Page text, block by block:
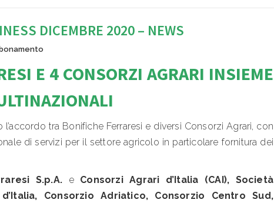
DICEMBRE 2020 – NEWS
E 4 CONSORZI AGRARI INSIEME
tra Bonifiche Ferraresi e diversi Consorzi Agrari, con
di servizi per il settore agricolo in particolare fornitura dei
S.p.A. eConsorzi Agrari d’Italia (CAI), Società
Consorzio Adriatico, Consorzio Centro Sud,